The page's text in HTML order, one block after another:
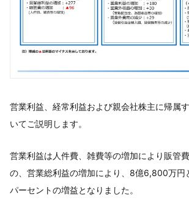
営業利益、経常利益および親会社株主に帰属
いてご説明します。
営業利益は人件費、雑費等の増加により販管
の、営業総利益の増加により、8億6,800万円
パーセントの増益となりました。